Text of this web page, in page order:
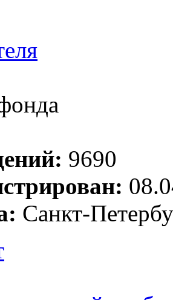
9690
Санкт-